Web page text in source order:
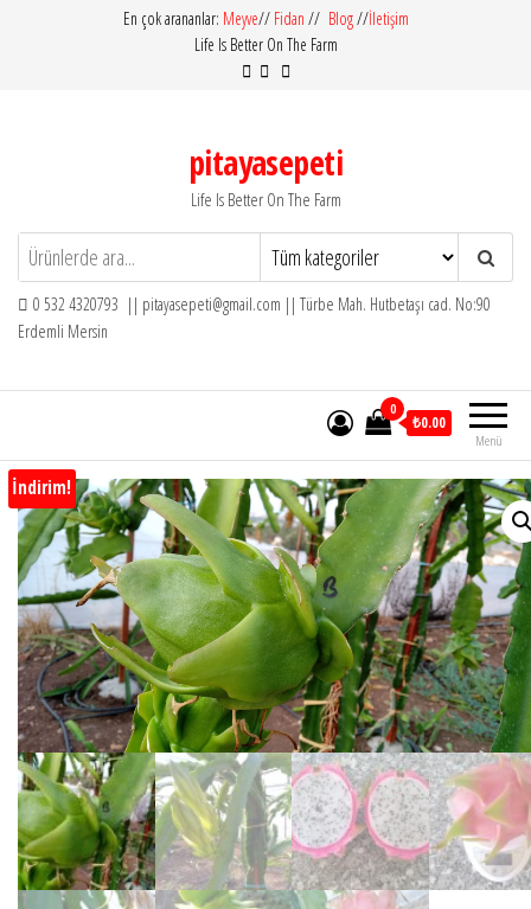
En çok arananlar: Meyve// Fidan // Blog//İletişim
Life Is Better On The Farm
pitayasepeti
Life Is Better On The Farm
0 532 4320793 || pitayasepeti@gmail.com || Türbe Mah. Hutbetaşı cad. No:90
Erdemli Mersin
Menü
0
₺0.00
İndirim!